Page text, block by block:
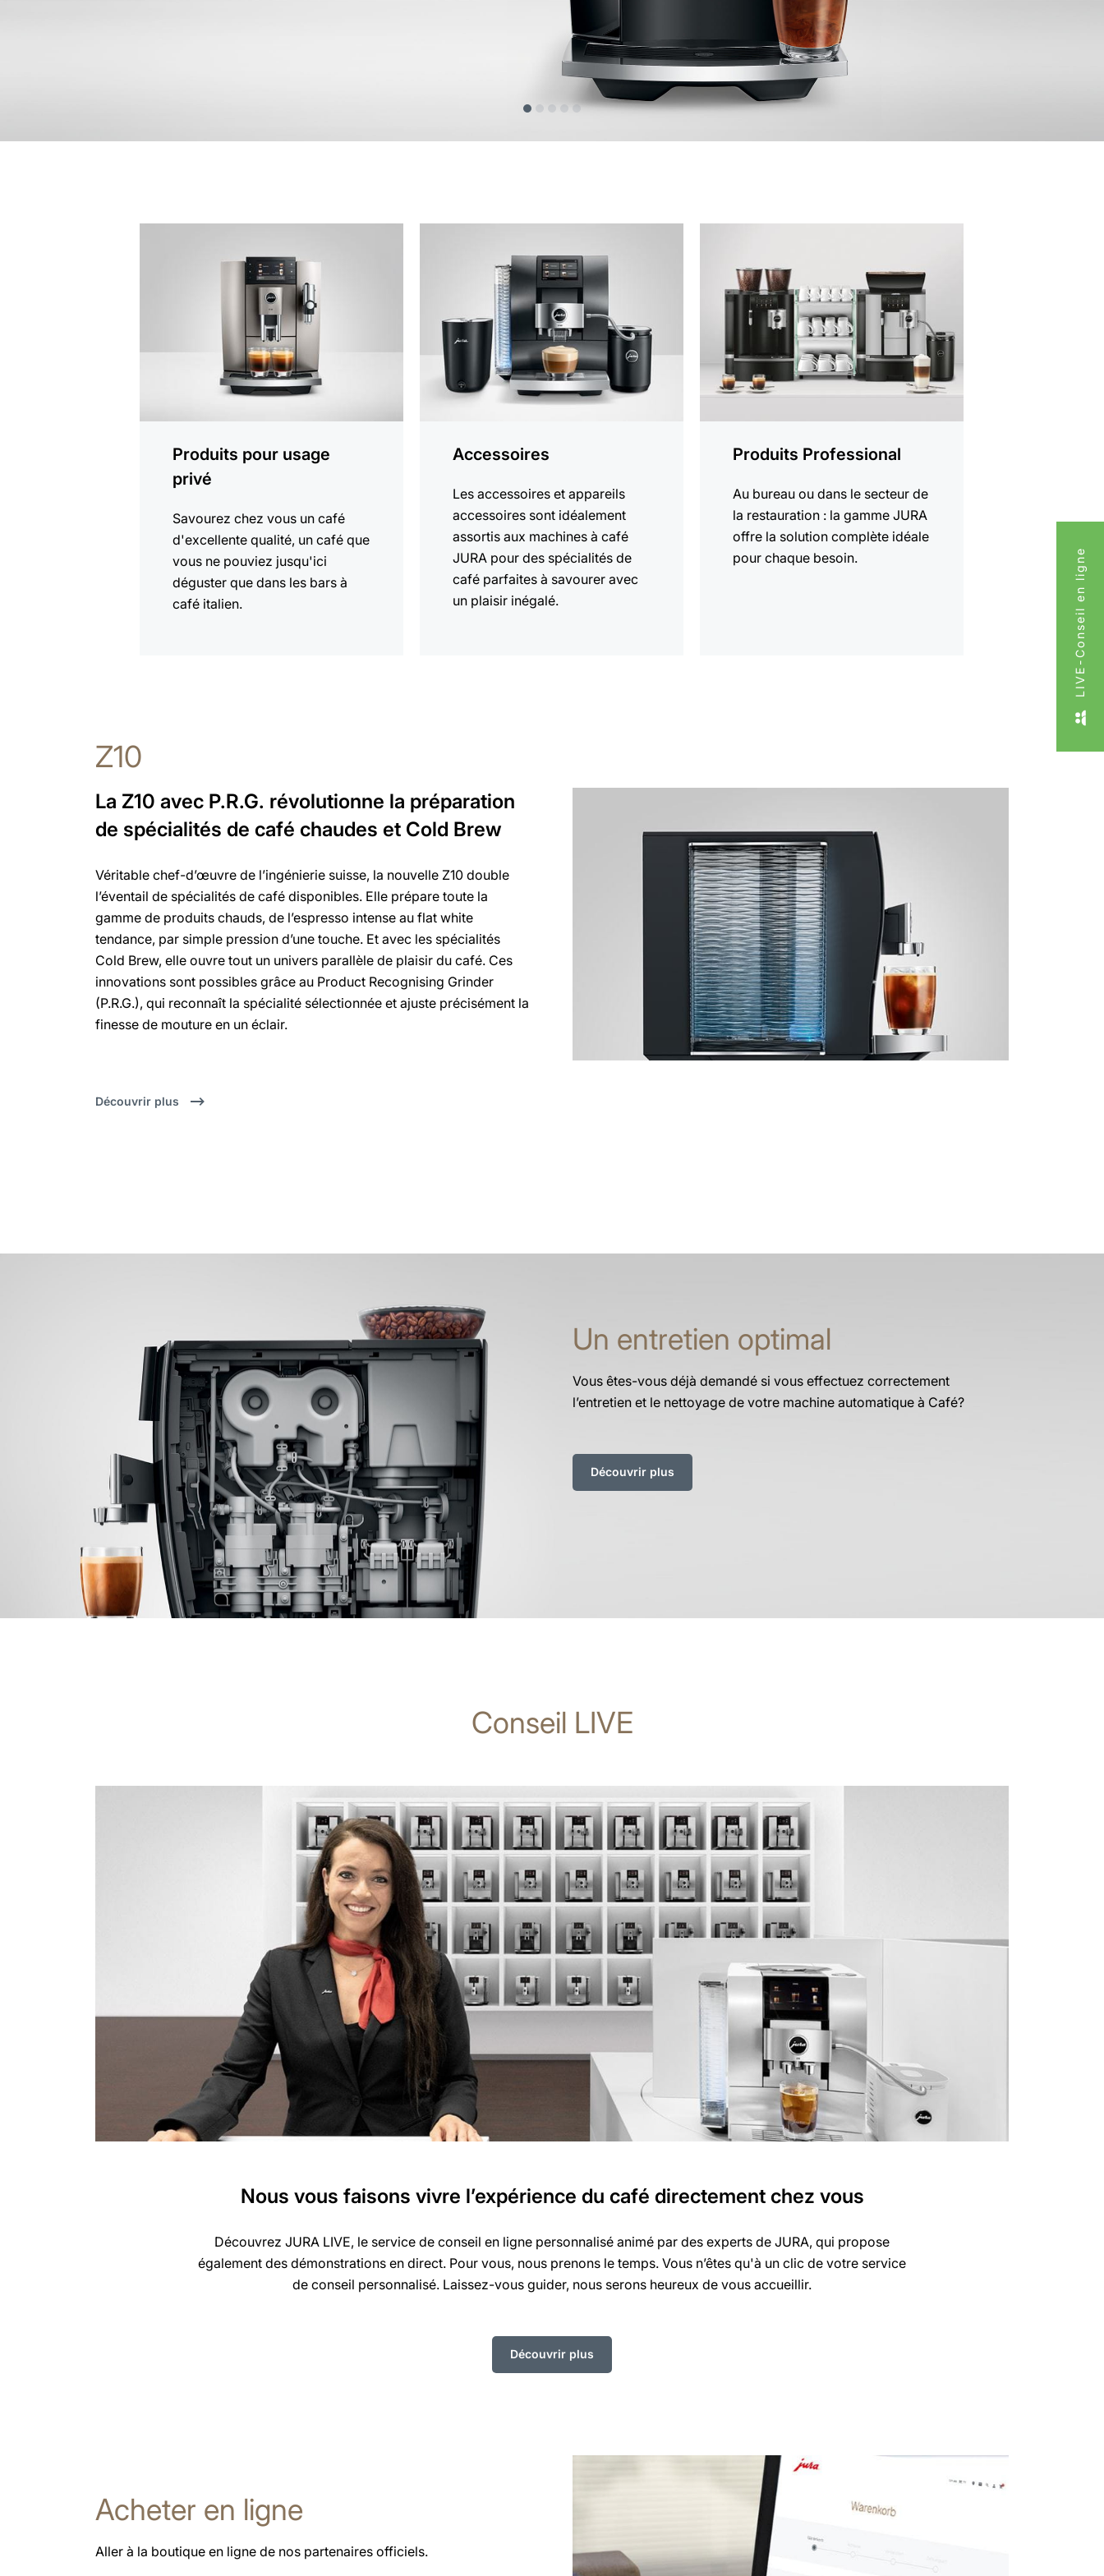
Produits pour usage
privé
Savourez chez vous un café
d'excellente qualité, un café que
vous ne pouviez jusqu'ici
déguster que dans les bars à
café italien.
Accessoires
Les accessoires et appareils
accessoires sont idéalement
assortis aux machines à café
JURA pour des spécialités de
café parfaites à savourer avec
un plaisir inégalé.
Produits Professional
Au bureau ou dans le secteur de
la restauration : la gamme JURA
offre la solution complète idéale
pour chaque besoin.
Z10
La Z10 avec P.R.G. révolutionne la préparation
de spécialités de café chaudes et Cold Brew
Véritable chef-d’œuvre de l’ingénierie suisse, la nouvelle Z10 double
l’éventail de spécialités de café disponibles. Elle prépare toute la
gamme de produits chauds, de l’espresso intense au flat white
tendance, par simple pression d’une touche. Et avec les spécialités
Cold Brew, elle ouvre tout un univers parallèle de plaisir du café. Ces
innovations sont possibles grâce au Product Recognising Grinder
(P.R.G.), qui reconnaît la spécialité sélectionnée et ajuste précisément la
finesse de mouture en un éclair.
Découvrir plus
Un entretien optimal
Vous êtes-vous déjà demandé si vous effectuez correctement
l’entretien et le nettoyage de votre machine automatique à Café?
Découvrir plus
Conseil LIVE
Nous vous faisons vivre l’expérience du café directement chez vous
Découvrez JURA LIVE, le service de conseil en ligne personnalisé animé par des experts de JURA, qui propose
également des démonstrations en direct. Pour vous, nous prenons le temps. Vous n’êtes qu'à un clic de votre service
de conseil personnalisé. Laissez-vous guider, nous serons heureux de vous accueillir.
Découvrir plus
Acheter en ligne
Aller à la boutique en ligne de nos partenaires officiels.
LIVE-Conseil en ligne